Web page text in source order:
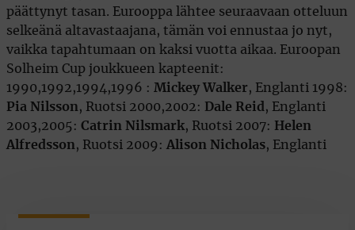
päättynyt tasan. Eurooppa lähtee seuraavaan otteluun
selkeänä altavastaajana, tämän voi ennustaa jo nyt,
vaikka tapahtumaan on kaksi vuotta aikaa. Euroopan
Solheim Cup joukkueen kapteenit:
1990,1992,1994,1996 : Mickey Walker, Englanti 1998:
Pia Nilsson, Ruotsi 2000,2002: Dale Reid , Englanti
2003,2005: Catrin Nilsmark, Ruotsi 2007:
Helen
Alfredsson, Ruotsi 2009: Alison Nicholas, Englanti